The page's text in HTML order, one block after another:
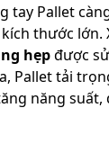
tay Pallet
thước
hẹpđược
Pallet tải
năng